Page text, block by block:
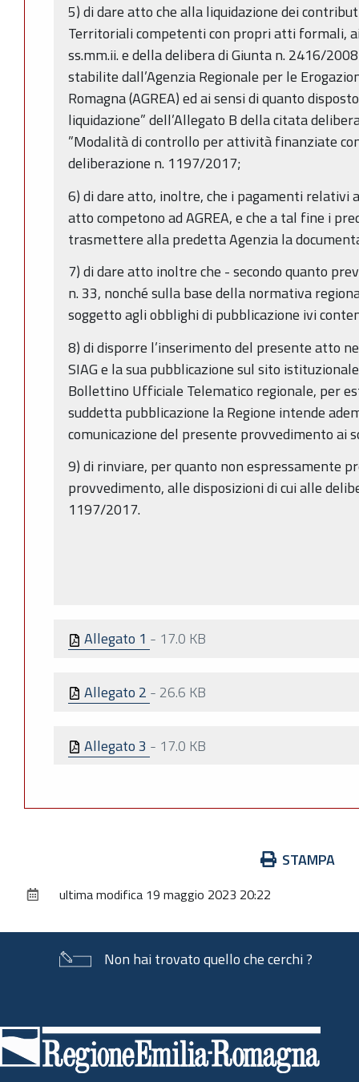
5) di dare atto che alla liquidazione dei
Territoriali competenti con propri atti formali,
ss.mm.ii. e della delibera di Giunta n. 2416/
stabilite dall’Agenzia Regionale per le
Romagna (AGREA) ed ai sensi di quanto
liquidazione” dell’Allegato B della citata
”Modalità di controllo per attività finanziate
deliberazione n. 1197/2017;
6) di dare atto, inoltre, che i pagamenti relativi
atto competono ad AGREA, e che a tal fine i
trasmettere alla predetta Agenzia la
7) di dare atto inoltre che - secondo quanto
n. 33, nonché sulla base della normativa
soggetto agli obblighi di pubblicazione ivi
8) di disporre l’inserimento del presente atto
SIAG e la sua pubblicazione sul sito
Bollettino Ufficiale Telematico regionale, per
suddetta pubblicazione la Regione intende
comunicazione del presente provvedimento ai
9) di rinviare, per quanto non espressamente
provvedimento, alle disposizioni di cui alle
1197/2017.
Allegato 1 - 17.0 KB
Allegato 2 - 26.6 KB
Allegato 3 - 17.0 KB
documento
STAMPA
ultima modifica 19 maggio 2023 20:22
Non hai trovato quello che cerchi ?
di
pagina